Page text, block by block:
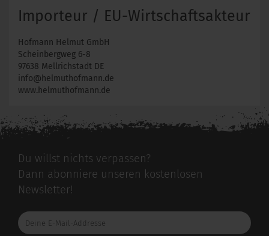
Importeur / EU-Wirtschaftsakteur
Hofmann Helmut GmbH
Scheinbergweg 6-8
97638 Mellrichstadt DE
info@helmuthofmann.de
www.helmuthofmann.de
Du willst nichts verpassen?
Dann abonniere unseren kostenlosen
Newsletter!
Deine
E-